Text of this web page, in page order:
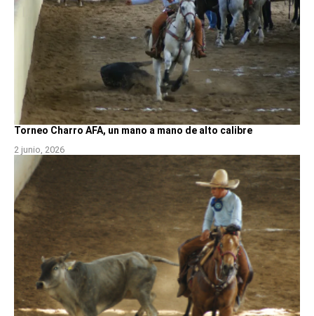
Torneo Charro AFA, un mano a mano de alto calibre
2 junio, 2026